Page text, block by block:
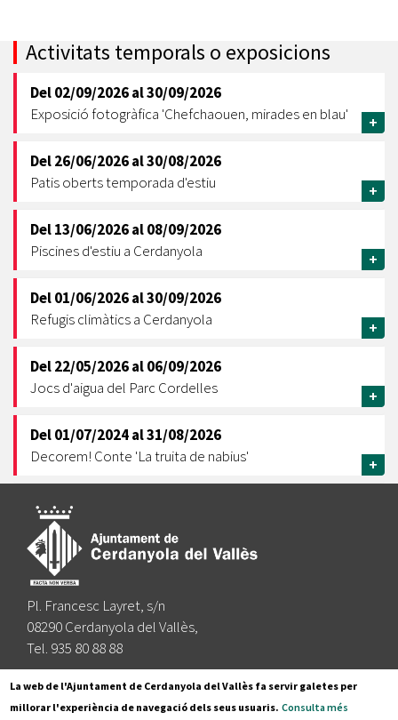
Activitats temporals o exposicions
Del02/09/2026al30/09/2026
Exposició fotogràfica 'Chefchaouen, mirades en blau'
+
Del26/06/2026al30/08/2026
Patis oberts temporada d'estiu
+
Del13/06/2026al08/09/2026
Piscines d'estiu a Cerdanyola
+
Del01/06/2026al30/09/2026
Refugis climàtics a Cerdanyola
+
Del22/05/2026al06/09/2026
Jocs d'aigua del Parc Cordelles
+
Del01/07/2024al31/08/2026
Decorem! Conte 'La truita de nabius'
+
Pl. Francesc Layret, s/n
08290 Cerdanyola del Vallès,
Tel. 935 80 88 88
Segueix-nos a:
La web de l'Ajuntament de Cerdanyola del Vallès fa servir galetes per
millorar l'experiència de navegació dels seus usuaris. Consulta més